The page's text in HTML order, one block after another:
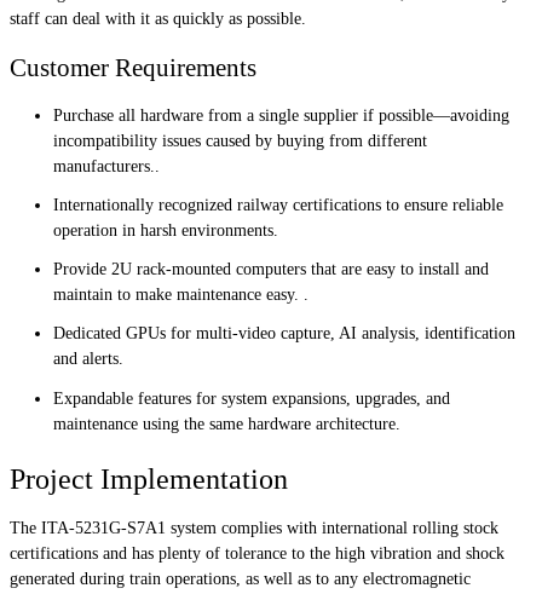
staff can deal with it as quickly as possible.
Customer Requirements
Purchase all hardware from a single supplier if possible—avoiding
incompatibility issues caused by buying from different
manufacturers..
Internationally recognized railway certifications to ensure reliable
operation in harsh environments.
Provide 2U rack-mounted computers that are easy to install and
maintain to make maintenance easy. .
Dedicated GPUs for multi-video capture, AI analysis, identification
and alerts.
Expandable features for system expansions, upgrades, and
maintenance using the same hardware architecture.
Project Implementation
The ITA-5231G-S7A1 system complies with international rolling stock
certifications and has plenty of tolerance to the high vibration and shock
generated during train operations, as well as to any electromagnetic